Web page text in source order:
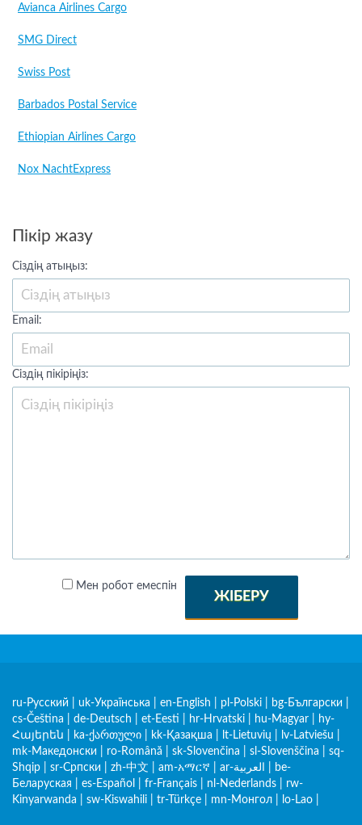
Avianca Airlines Cargo
SMG Direct
Swiss Post
Barbados Postal Service
Ethiopian Airlines Cargo
Nox NachtExpress
Пікір жазу
Сіздің атыңыз:
Email:
Сіздің пікіріңіз:
Мен робот емеспін
ЖІБЕРУ
ru-Русский uk-Українська en-English pl-Polski bg-Български
cs-Čeština
de-Deutsch et-Eesti hr-Hrvatski hu-Magyar
hy-
Հայերեն
ka-ქართული kk-Қазақша lt-Lietuvių lv-Latviešu
mk-Македонски
ro-Română sk-Slovenčina sl-Slovenščina
sq-
Shqip
sr-Српски zh-中文 am-አማርኛ ar-العربية
be-
Беларуская
es-Español fr-Français nl-Nederlands
rw-
Kinyarwanda
sw-Kiswahili tr-Türkçe mn-Монгол lo-Lao